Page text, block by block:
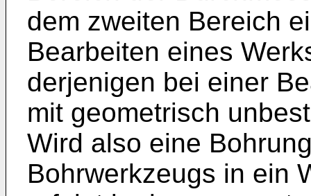
dem zweiten Bereich
Bearbeiten eines
derjenigen bei einer
mit geometrisch
Wird also eine
Bohrwerkzeugs in ein